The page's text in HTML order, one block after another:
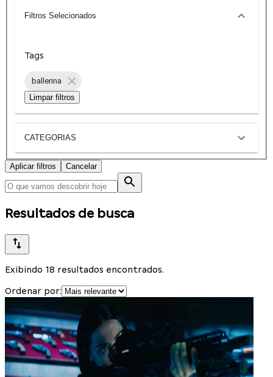
Filtros Selecionados
Tags
ballerina
Limpar filtros
CATEGORIAS
Aplicar filtros Cancelar
Resultados de busca
Exibindo 18 resultados encontrados.
Ordenar por: